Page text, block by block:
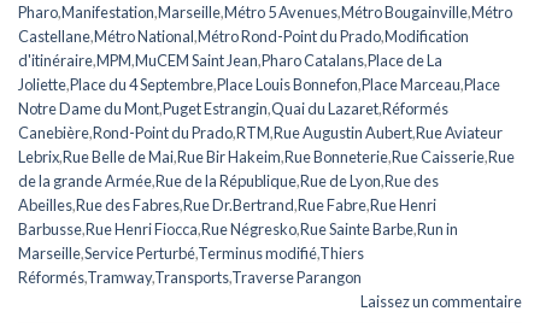
Pharo,Manifestation,Marseille,Métro 5 Avenues,Métro Bougainville,Métro
Castellane,Métro National,Métro Rond-Point du Prado,Modification
d'itinéraire,MPM,MuCEM Saint Jean,Pharo Catalans,Place de La
Joliette,Place du 4 Septembre,Place Louis Bonnefon,Place Marceau,Place
Notre Dame du Mont,Puget Estrangin,Quai du Lazaret,Réformés
Canebière,Rond-Point du Prado,RTM,Rue Augustin Aubert,Rue Aviateur
Lebrix,Rue Belle de Mai,Rue Bir Hakeim,Rue Bonneterie,Rue Caisserie,Rue
de la grande Armée,Rue de la République,Rue de Lyon,Rue des
Abeilles,Rue des Fabres,Rue Dr.Bertrand,Rue Fabre,Rue Henri
Barbusse,Rue Henri Fiocca,Rue Négresko,Rue Sainte Barbe,Run in
Marseille,Service Perturbé,Terminus modifié,Thiers
Réformés,Tramway,Transports,Traverse Parangon
Laissez un commentaire